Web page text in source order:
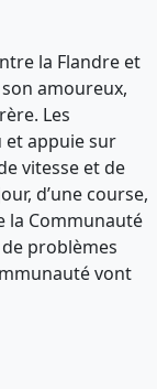
la Flandre et
amoureux,
Les
et appuie sur
vitesse et de
d’une course,
la Communauté
problèmes
vont